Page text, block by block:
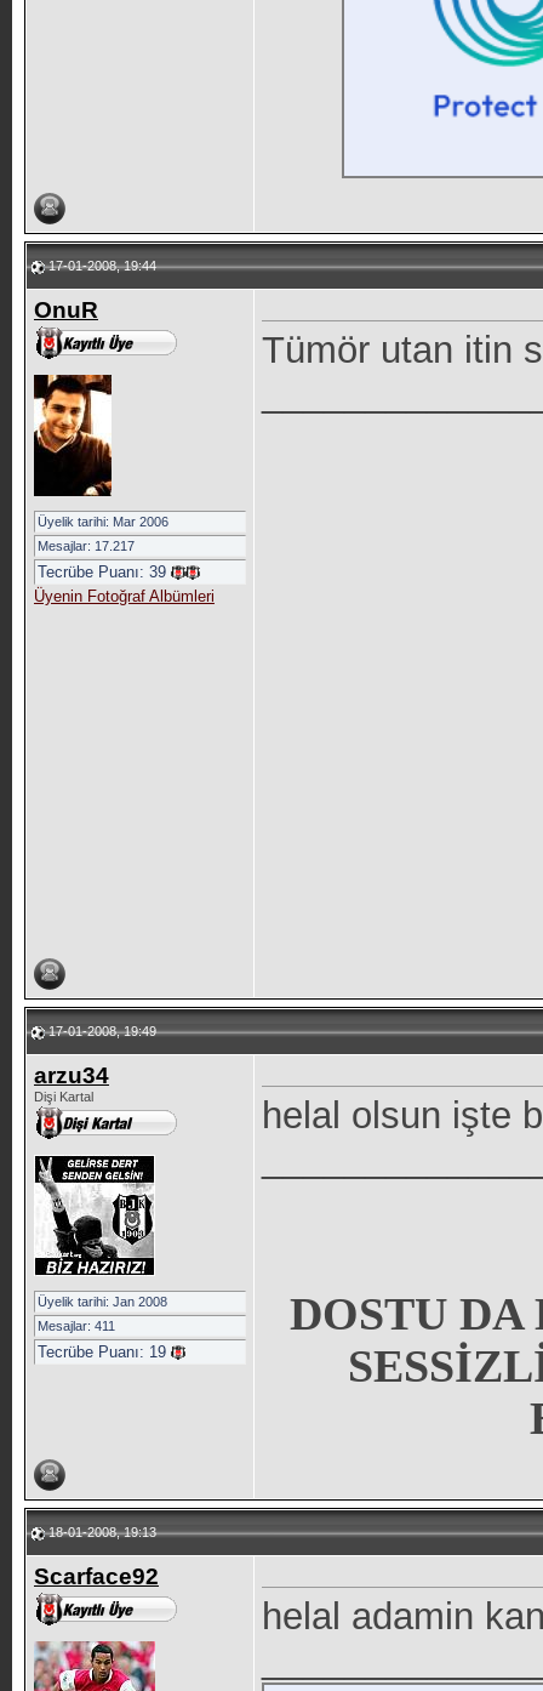
17-01-2008, 19:44
OnuR
Üyelik tarihi: Mar 2006
Mesajlar: 17.217
Tecrübe Puanı: 39
Üyenin Fotoğraf Albümleri
Tümör utan itin
17-01-2008, 19:49
arzu34
Dişi Kartal
Üyelik tarihi: Jan 2008
Mesajlar: 411
Tecrübe Puanı: 19
helal olsun işte
DOSTU
18-01-2008, 19:13
Scarface92
helal adamin